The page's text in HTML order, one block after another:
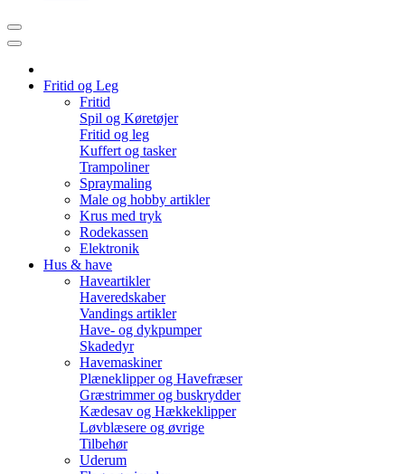
Fritid og Leg
Fritid
Spil og Køretøjer
Fritid og leg
Kuffert og tasker
Trampoliner
Spraymaling
Male og hobby artikler
Krus med tryk
Rodekassen
Elektronik
Hus & have
Haveartikler
Haveredskaber
Vandings artikler
Have- og dykpumper
Skadedyr
Havemaskiner
Plæneklipper og Havefræser
Græstrimmer og buskrydder
Kædesav og Hækkeklipper
Løvblæsere og øvrige
Tilbehør
Uderum